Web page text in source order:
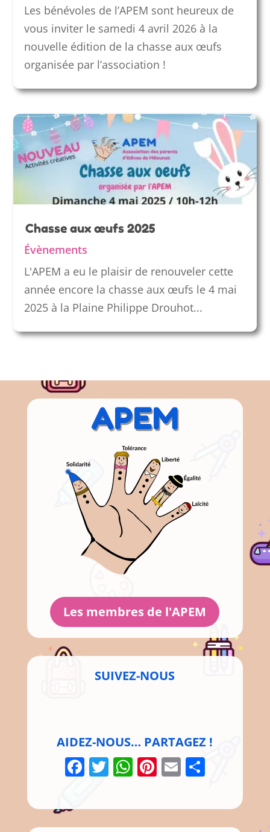
Les bénévoles de l’APEM sont heureux de
vous inviter le samedi 4 avril 2026 à la
nouvelle édition de la chasse aux œufs
organisée par l’association !
Chasse aux œufs 2025
Évènements
L'APEM a eu le plaisir de renouveler cette
année encore la chasse aux œufs le 4 mai
2025 à la Plaine Philippe Drouhot...
APEM
Les membres de l'APEM
SUIVEZ-NOUS
AIDEZ-NOUS… PARTAGEZ !
Facebook
Twitter
WhatsApp
Pinterest
Email